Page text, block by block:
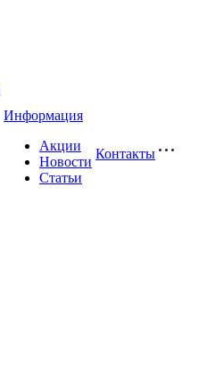
Информация
Акции
Новости
Статьи
Контакты